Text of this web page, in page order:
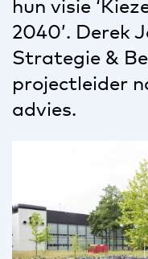
hun visie
2040’. Derek
Strategie &
projectleider
advies.